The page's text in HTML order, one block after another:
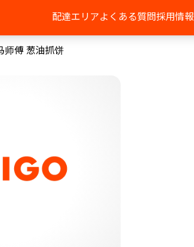
配達エリアよくある質問採用情報
师傅 葱油抓饼